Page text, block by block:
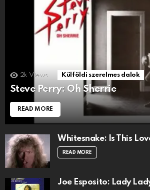
2k Views Külföldi szerelmes dalok
Steve Perry: Oh Sherrie
READ MORE
Whitesnake: Is This
READ MORE
Joe Esposito: Lady